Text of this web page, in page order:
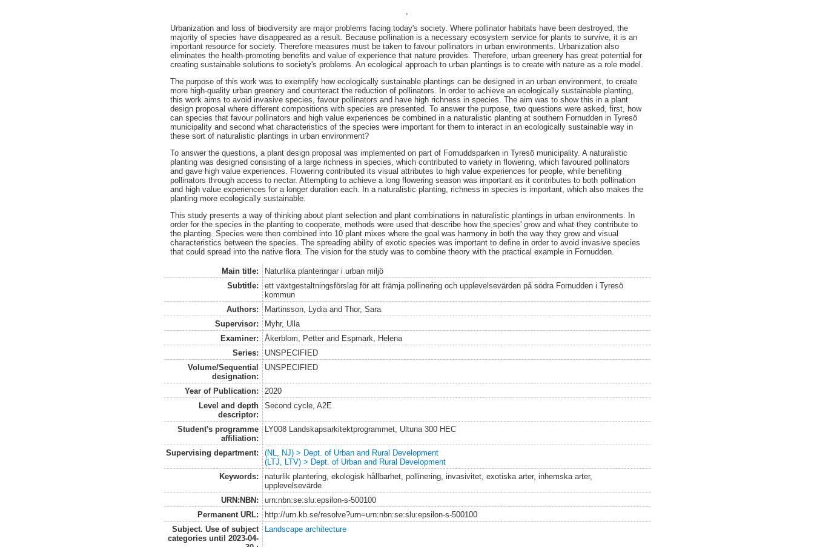
,
Urbanization and loss of biodiversity are major problems facing today's society. Where pollinator habitats have been destroyed, the
majority of species have disappeared as a result. Because pollination is a necessary ecosystem service for plants to survive, it is an
important resource for society. Therefore measures must be taken to favour pollinators in urban environments. Urbanization also
eliminates the health-promoting benefits and value of experience that nature provides. Therefore, urban greenery has great potential for
creating sustainable solutions to society's problems. An ecological approach to urban plantings is to create with nature as a role model.
The purpose of this work was to exemplify how ecologically sustainable plantings can be designed in an urban environment, to create
more high-quality urban greenery and counteract the reduction of pollinators. In order to achieve an ecologically sustainable planting,
this work aims to avoid invasive species, favour pollinators and have high richness in species. The aim was to show this in a plant
design proposal where different compositions with species are presented. To answer the purpose, two questions were asked, first, ​how
can species that favour pollinators and high value experiences be combined in a naturalistic planting at southern Fornudden in Tyresö
municipality​ and second ​what characteristics of the species were important for them to interact in an ecologically sustainable way in
these sort of naturalistic plantings in urban environment?
To answer the questions, a plant design proposal was implemented on part of Fornuddsparken in Tyresö municipality. A naturalistic
planting was designed consisting of a large richness in species, which contributed to variety in flowering, which favoured pollinators
and gave high value experiences. Flowering contributed its visual attributes to high value experiences ​​for people, while benefiting
pollinators through access to nectar. Attempting to achieve a long flowering season was important as it contributes to both pollination
and high value experiences ​​for a longer duration each. In a naturalistic planting, richness in species is important, which also makes the
planting more ecologically sustainable.
This study presents a way of thinking about plant selection and plant combinations in naturalistic plantings in urban environments. In
order for the species in the planting to cooperate, methods were used that describe how the species' grow and what they contribute to
the planting. Species were then combined into 10 plant mixes where the goal was harmony in both the way they grow and visual
characteristics between the species. The spreading ability of exotic species was important to define in order to avoid invasive species
that could spread into the native flora. The vision for the study was to combine theory with the practical example in Fornudden.
Main title:
Naturlika planteringar i urban miljö
Subtitle:
ett växtgestaltningsförslag för att främja pollinering och upplevelsevärden på södra Fornudden i Tyresö
kommun
Authors:
Martinsson, Lydiaand Thor, Sara
Supervisor:
Myhr, Ulla
Examiner:
Åkerblom, Petterand Espmark, Helena
Series:
UNSPECIFIED
Volume/Sequential
designation:
UNSPECIFIED
Year of Publication:
2020
Level and depth
descriptor:
Second cycle, A2E
Student's programme
affiliation:
LY008 Landskapsarkitektprogrammet, Ultuna 300 HEC
Supervising department:
(NL, NJ) > Dept. of Urban and Rural Development
(LTJ, LTV) > Dept. of Urban and Rural Development
Keywords:
naturlik plantering, ekologisk hållbarhet, pollinering, invasivitet, exotiska arter, inhemska arter,
upplevelsevärde
URN:NBN:
urn:nbn:se:slu:epsilon-s-500100
Permanent URL:
http://urn.kb.se/resolve?urn=urn:nbn:se:slu:epsilon-s-500100
Subject. Use of subject
categories until 2023-04-
Landscape architecture